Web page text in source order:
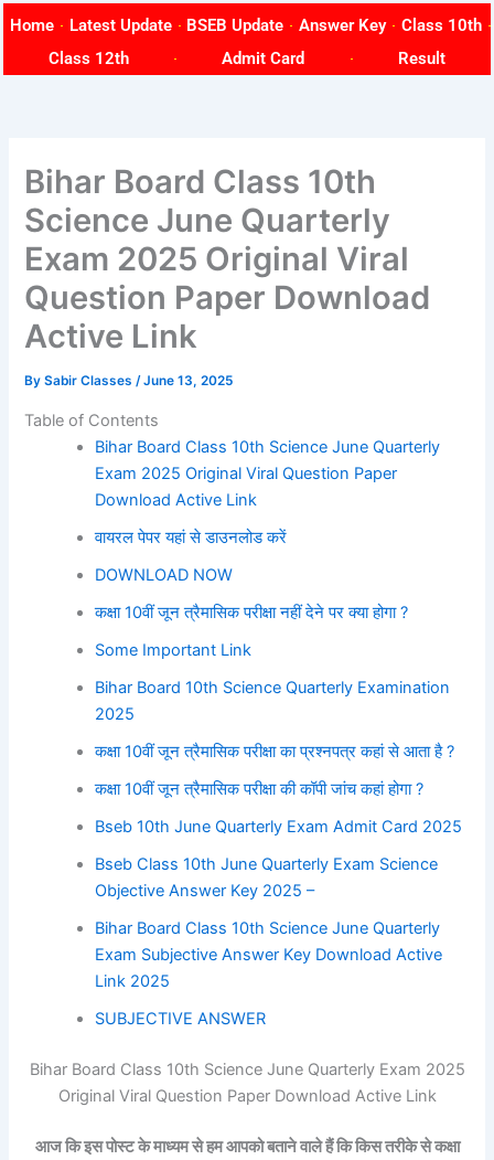
content
Home Latest Update BSEB Update Answer Key
Class 10th
Class 12th
Admit Card Result
Bihar Board Class 10th
Science June Quarterly
Exam 2025 Original Viral
Question Paper Download
Active Link
BySabir Classes/June 13, 2025
Table of Contents
Bihar Board Class 10th Science June Quarterly
Exam 2025 Original Viral Question Paper
Download Active Link
वायरल पेपर यहां से डाउनलोड करें
DOWNLOAD NOW
कक्षा 10वीं जून त्रैमासिक परीक्षा नहीं देने पर क्या होगा ?
Some Important Link
Bihar Board 10th Science Quarterly Examination
2025
कक्षा 10वीं जून त्रैमासिक परीक्षा का प्रश्नपत्र कहां से आता है ?
कक्षा 10वीं जून त्रैमासिक परीक्षा की कॉपी जांच कहां होगा ?
Bseb 10th June Quarterly Exam Admit Card 2025
Bseb Class 10th June Quarterly Exam Science
Objective Answer Key 2025 –
Bihar Board Class 10th Science June Quarterly
Exam Subjective Answer Key Download Active
Link 2025
SUBJECTIVE ANSWER
Bihar Board Class 10th Science June Quarterly Exam 2025
Original Viral Question Paper Download Active Link
आज कि इस पोस्ट के माध्यम से हम आपको बताने वाले हैं कि किस तरीके से कक्षा